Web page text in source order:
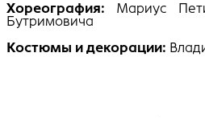
Хореография: Мариус
Бутримовича
Костюмы и декорации: